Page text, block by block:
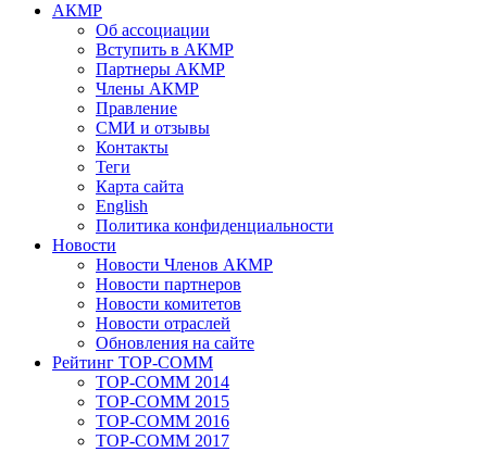
АКМР
Об ассоциации
Вступить в АКМР
Партнеры АКМР
Члены АКМР
Правление
СМИ и отзывы
Контакты
Теги
Карта сайта
English
Политика конфиденциальности
Новости
Новости Членов АКМР
Новости партнеров
Новости комитетов
Новости отраслей
Обновления на сайте
Рейтинг TOP-COMM
TOP-COMM 2014
TOP-COMM 2015
TOP-COMM 2016
TOP-COMM 2017